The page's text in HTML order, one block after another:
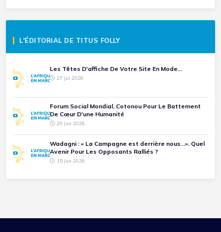
L'ÉDITORIAL DE TITUS FOLLY
Les Têtes D'affiche De Votre Site En Mode...
27 Jul 2026
Forum Social Mondial, Cotonou Pour Le Battement
De Cœur D'une Humanité
29 Jun 2026
Wadagni : « La Campagne est derrière nous...». Quel
Avenir Pour Les Opposants Ralliés ?
15 Jun 2026